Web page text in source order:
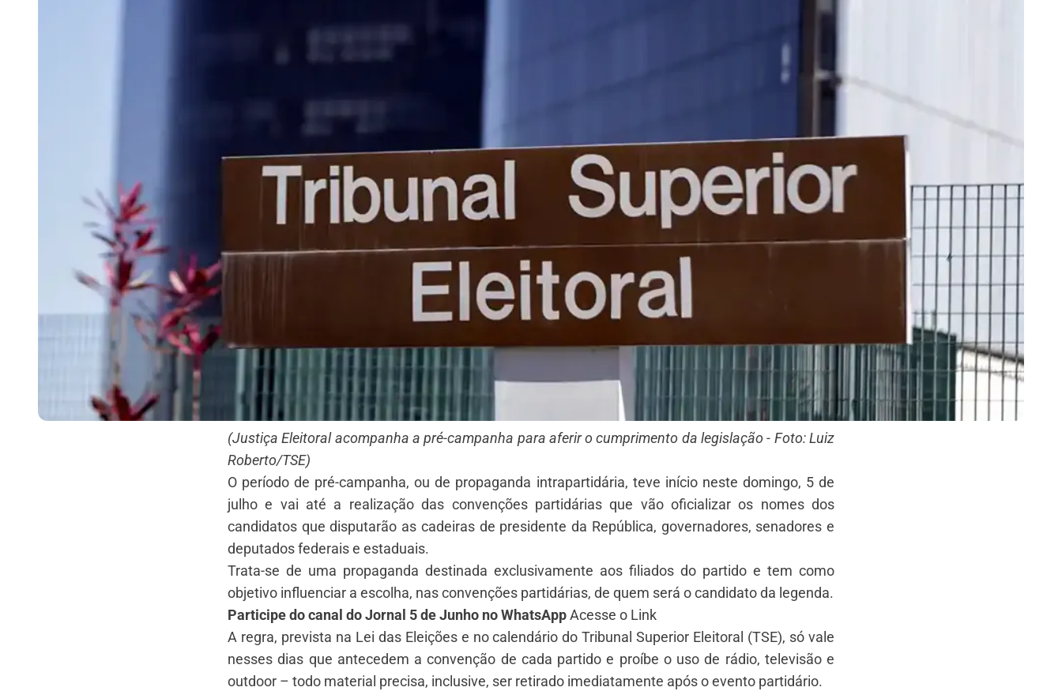
(Justiça Eleitoral acompanha a pré-campanha para aferir o cumprimento da legislação - Foto: Luiz
Roberto/TSE)
O período de pré-campanha, ou de propaganda intrapartidária, teve início neste domingo, 5 de
julho e vai até a realização das convenções partidárias que vão oficializar os nomes dos
candidatos que disputarão as cadeiras de presidente da República, governadores, senadores e
deputados federais e estaduais.
Trata-se de uma propaganda destinada exclusivamente aos filiados do partido e tem como
objetivo influenciar a escolha, nas convenções partidárias, de quem será o candidato da legenda.
Participe do canal do Jornal 5 de Junho no WhatsAppAcesse o Link
A regra, prevista na Lei das Eleições e no calendário do Tribunal Superior Eleitoral (TSE), só vale
nesses dias que antecedem a convenção de cada partido e proíbe o uso de rádio, televisão e
outdoor – todo material precisa, inclusive, ser retirado imediatamente após o evento partidário.